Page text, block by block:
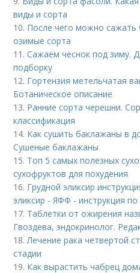
виды и сорта
10. После чего можно сажать
озимые сорта
11.Сажаем чеснок под зиму.
подборку
12. Гортензия метельчатая
Ботаническое описание
13. Ранние сорта черешни.
классификация
14. Как сушить баклажаны в
Сушеные баклажаны
15. Топ 5 самых полезных
сухофруктов для похудения
16. Грудной эликсир
эликсир - ЯФФ - инструкция
17. Таблетки от ожирения
Гвоздева, эндокринолог.
18.Лечение рака четвертой
стадии
19. Как вырастить чабрец